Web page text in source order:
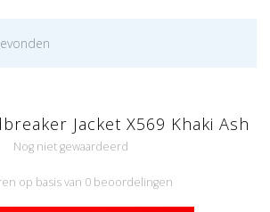
Jacket X569 Khaki Ash
Nog niet gewaardeerd
op basis van 0 beoordelingen